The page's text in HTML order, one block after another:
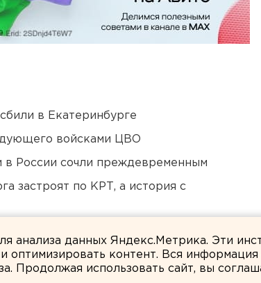
в Екатеринбурге
войсками ЦВО
в России сочли преждевременным
застроят по КРТ, а история с
анализа данных Яндекс.Метрика. Эти
оптимизировать контент. Вся
Продолжая использовать сайт, вы